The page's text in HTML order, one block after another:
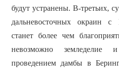
будут устранены. В-третьих,
дальневосточных окраин
станет более чем
невозможно земледелие
проведением дамбы в